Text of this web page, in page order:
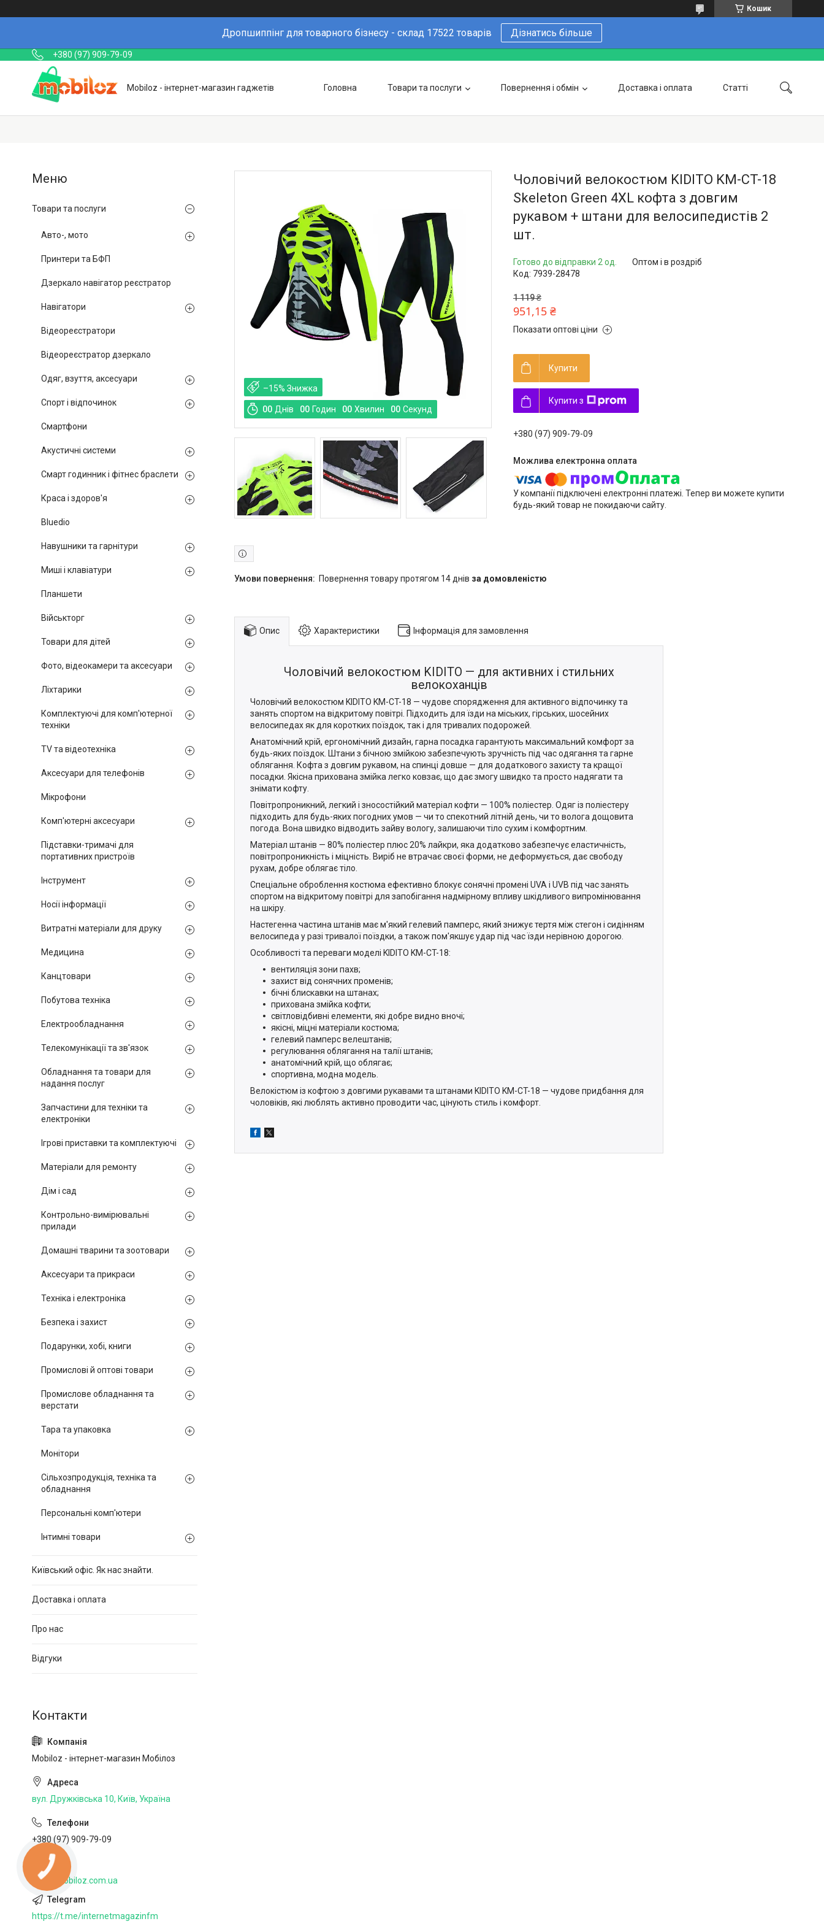
Кошик
Дропшиппінг для товарного бізнесу - склад 17522 товарів Дізнатись більше
+380 (97) 909-79-09
Mobiloz - інтернет-магазин гаджетів Головна Товари та послуги Повернення і обмін Доставка і оплата Статті
Оптовим покупцям Напишіть нам в Telegram Фотогалерея
–15%
00 Днів 00 Годин 00 Хвилин 00 Секунд
Чоловічий велокостюм KIDITO KM-CT-18
Skeleton Green 4XL кофта з довгим
рукавом + штани для велосипедистів 2
шт.
Готово до відправки 2 од.
Оптом і в роздріб
Код: 7939-28478
1 119 ₴
951,15 ₴
Показати оптові ціни
Купити
Купити з
+380 (97) 909-79-09
У компанії підключені електронні платежі. Тепер ви можете купити
будь-який товар не покидаючи сайту.
повернення товару протягом 14 днів за домовленістю
Опис Характеристики Інформація для замовлення
Чоловічий велокостюм KIDITO — для активних і стильних
велокоханців
Чоловічий велокостюм KIDITO KM-CT-18 — чудове спорядження для активного відпочинку та
занять спортом на відкритому повітрі. Підходить для їзди на міських, гірських, шосейних
велосипедах як для коротких поїздок, так і для тривалих подорожей.
Анатомічний крій, ергономічний дизайн, гарна посадка гарантують максимальний комфорт за
будь-яких поїздок. Штани з бічною змійкою забезпечують зручність під час одягання та гарне
облягання. Кофта з довгим рукавом, на спинці довше — для додаткового захисту та кращої
посадки. Якісна прихована змійка легко ковзає, що дає змогу швидко та просто надягати та
знімати кофту.
Повітропроникний, легкий і зносостійкий матеріал кофти — 100% поліестер. Одяг із поліестеру
підходить для будь-яких погодних умов — чи то спекотний літній день, чи то волога дощовита
погода. Вона швидко відводить зайву вологу, залишаючи тіло сухим і комфортним.
Матеріал штанів — 80% поліестер плюс 20% лайкри, яка додатково забезпечує еластичність,
повітропроникність і міцність. Виріб не втрачає своєї форми, не деформується, дає свободу
рухам, добре облягає тіло.
Спеціальне оброблення костюма ефективно блокує сонячні промені UVA і UVB під час занять
спортом на відкритому повітрі для запобігання надмірному впливу шкідливого випромінювання
на шкіру.
Настегенна частина штанів має м'який гелевий памперс, який знижує тертя між стегон і сидінням
велосипеда у разі тривалої поїздки, а також пом'якшує удар під час їзди нерівною дорогою.
Особливості та переваги моделі KIDITO KM-CT-18:
вентиляція зони пахв;
захист від сонячних променів;
бічні блискавки на штанах;
прихована змійка кофти;
світловідбивні елементи, які добре видно вночі;
якісні, міцні матеріали костюма;
гелевий памперс велештанів;
регулювання облягання на талії штанів;
анатомічний крій, що облягає;
спортивна, модна модель.
Велокістюм із кофтою з довгими рукавами та штанами KIDITO KM-CT-18 — чудове придбання для
чоловіків, які люблять активно проводити час, цінують стиль і комфорт.
Товари та послуги
Авто-, мото
Принтери та БФП
Дзеркало навігатор реєстратор
Навігатори
Відеореєстратори
Відеореєстратор дзеркало
Одяг, взуття, аксесуари
Спорт і відпочинок
Смартфони
Акустичні системи
Смарт годинник і фітнес браслети
Краса і здоров'я
Bluedio
Навушники та гарнітури
Миші і клавіатури
Планшети
Військторг
Товари для дітей
Фото, відеокамери та аксесуари
Ліхтарики
Комплектуючі для комп'ютерної
техніки
TV та відеотехніка
Аксесуари для телефонів
Мікрофони
Комп'ютерні аксесуари
Підставки-тримачі для
портативних пристроїв
Інструмент
Носії інформації
Витратні матеріали для друку
Медицина
Канцтовари
Побутова техніка
Електрообладнання
Телекомунікації та зв'язок
Обладнання та товари для
надання послуг
Запчастини для техніки та
електроніки
Ігрові приставки та комплектуючі
Матеріали для ремонту
Дім і сад
Контрольно-вимірювальні
прилади
Домашні тварини та зоотовари
Аксесуари та прикраси
Техніка і електроніка
Безпека і захист
Подарунки, хобі, книги
Промислові й оптові товари
Промислове обладнання та
верстати
Тара та упаковка
Монітори
Сільхозпродукція, техніка та
обладнання
Персональні комп'ютери
Інтимні товари
Київський офіс. Як нас знайти.
Доставка і оплата
Про нас
Відгуки
Mobiloz - інтернет-магазин Мобілоз
вул. Дружківська 10, Київ, Україна
+380 (97) 909-79-09
http://mobiloz.com.ua
https://t.me/internetmagazinfm